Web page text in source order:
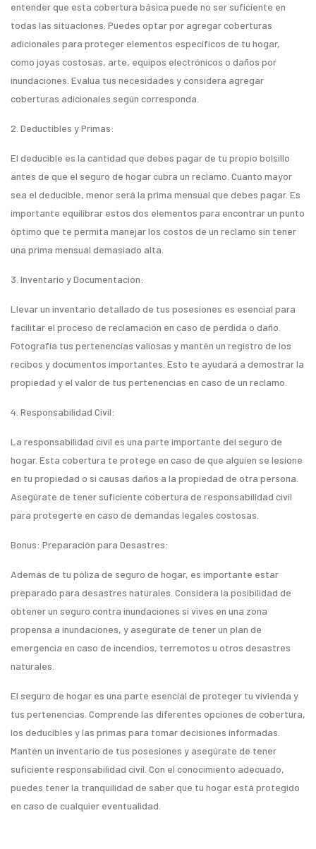
entender que esta cobertura básica puede no ser suficiente en
todas las situaciones. Puedes optar por agregar coberturas
adicionales para proteger elementos específicos de tu hogar,
como joyas costosas, arte, equipos electrónicos o daños por
inundaciones. Evalúa tus necesidades y considera agregar
coberturas adicionales según corresponda.
2. Deductibles y Primas:
El deducible es la cantidad que debes pagar de tu propio bolsillo
antes de que el seguro de hogar cubra un reclamo. Cuanto mayor
sea el deducible, menor será la prima mensual que debes pagar. Es
importante equilibrar estos dos elementos para encontrar un punto
óptimo que te permita manejar los costos de un reclamo sin tener
una prima mensual demasiado alta.
3. Inventario y Documentación:
Llevar un inventario detallado de tus posesiones es esencial para
facilitar el proceso de reclamación en caso de pérdida o daño.
Fotografía tus pertenencias valiosas y mantén un registro de los
recibos y documentos importantes. Esto te ayudará a demostrar la
propiedad y el valor de tus pertenencias en caso de un reclamo.
4. Responsabilidad Civil:
La responsabilidad civil es una parte importante del seguro de
hogar. Esta cobertura te protege en caso de que alguien se lesione
en tu propiedad o si causas daños a la propiedad de otra persona.
Asegúrate de tener suficiente cobertura de responsabilidad civil
para protegerte en caso de demandas legales costosas.
Bonus: Preparación para Desastres:
Además de tu póliza de seguro de hogar, es importante estar
preparado para desastres naturales. Considera la posibilidad de
obtener un seguro contra inundaciones si vives en una zona
propensa a inundaciones, y asegúrate de tener un plan de
emergencia en caso de incendios, terremotos u otros desastres
naturales.
El seguro de hogar es una parte esencial de proteger tu vivienda y
tus pertenencias. Comprende las diferentes opciones de cobertura,
los deducibles y las primas para tomar decisiones informadas.
Mantén un inventario de tus posesiones y asegúrate de tener
suficiente responsabilidad civil. Con el conocimiento adecuado,
puedes tener la tranquilidad de saber que tu hogar está protegido
en caso de cualquier eventualidad.